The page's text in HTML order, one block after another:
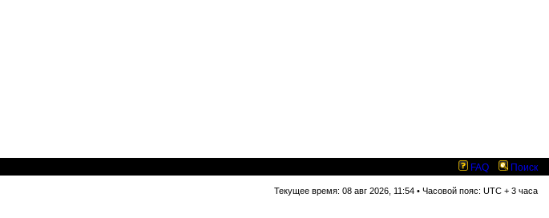
FAQ Поиск
Текущее время: 08 авг 2026, 11:54 • Часовой пояс: UTC + 3 часа